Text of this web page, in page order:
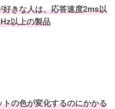
きな人は、応答速度2ms以
以上の製品
の色が変化するのにかかる